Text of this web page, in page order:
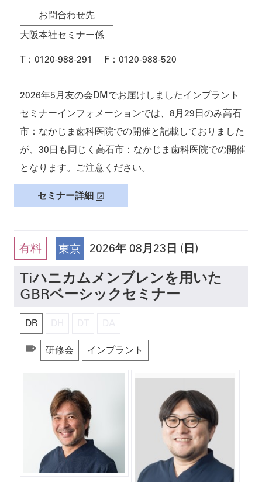
お問合わせ先
大阪本社セミナー係
T： 0120-988-291 F： 0120-988-520
2026年5月友の会DMでお届けしましたインプラント
セミナーインフォメーションでは、8月29日のみ高石
市：なかじま歯科医院での開催と記載しておりました
が、30日も同じく高石市：なかじま歯科医院での開催
となります。ご注意ください。
セミナー詳細
有料 東京 2026年 08月23日 (日)
Tiハニカムメンブレンを用いた
GBRベーシックセミナー
DR
研修会 インプラント